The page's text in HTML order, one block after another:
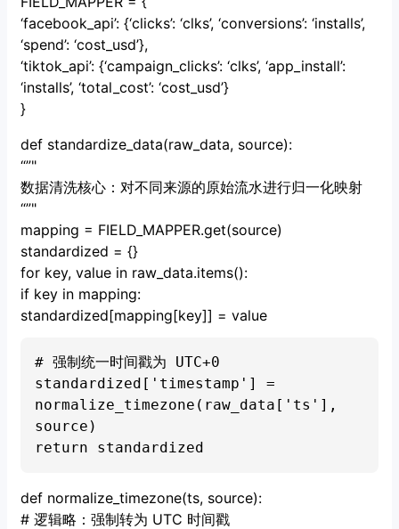
‘facebook_api’: {‘clicks’: ‘clks’, ‘conversions’: ‘installs’,
‘spend’: ‘cost_usd’},
‘tiktok_api’: {‘campaign_clicks’: ‘clks’, ‘app_install’:
‘installs’, ‘total_cost’: ‘cost_usd’}
}
def standardize_data(raw_data, source):
“”"
数据清洗核心：对不同来源的原始流水进行归一化映射
“”"
mapping = FIELD_MAPPER.get(source)
standardized = {}
for key, value in raw_data.items():
if key in mapping:
standardized[mapping[key]] = value
# 强制统一时间戳为 UTC+0
standardized['timestamp'] =
normalize_timezone(raw_data['ts'],
source)
def normalize_timezone(ts, source):
# 逻辑略：强制转为 UTC 时间戳